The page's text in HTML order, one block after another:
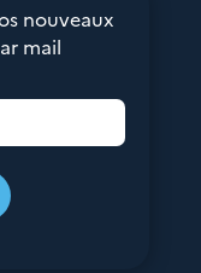
nouveaux
mail